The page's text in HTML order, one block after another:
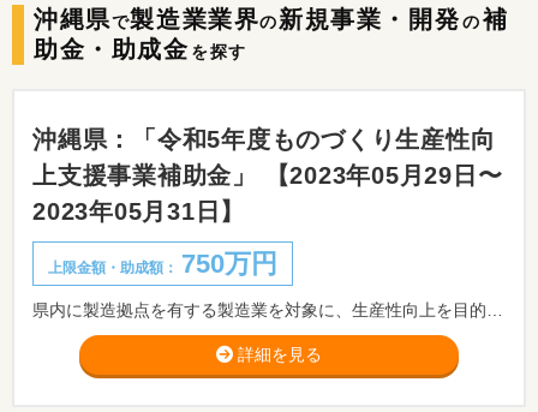
沖縄県で製造業業界の新規事業・開発の補
助金・助成金を探す
沖縄県：「令和5年度ものづくり生産性向
上支援事業補助金」 【2023年05月29日〜
2023年05月31日】
上限金額・助成額： 750万円
詳細を見る